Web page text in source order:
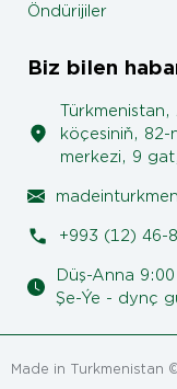
Öndürijiler
Biz bilen
köçesiniň, 82-
merkezi, 9
+993 (12) 46-
Düş-Anna
Şe-Ýe - dynç
Made in Turkmenistan